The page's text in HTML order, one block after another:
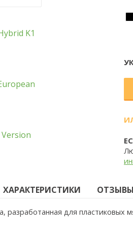
ХАРАКТЕРИСТИКИ ОТЗЫВЫ
разработанная для пластиковых